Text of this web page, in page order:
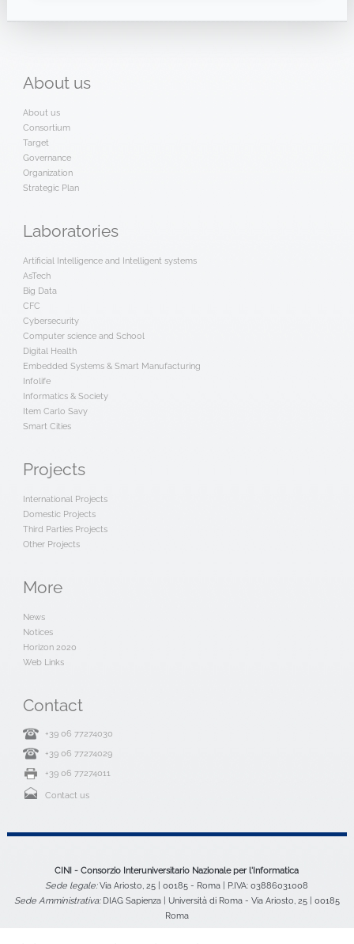
About us
About us
Consortium
Target
Governance
Organization
Strategic Plan
Laboratories
Artificial Intelligence and Intelligent systems
AsTech
Big Data
CFC
Cybersecurity
Computer science and School
Digital Health
Embedded Systems & Smart Manufacturing
Infolife
Informatics & Society
Item Carlo Savy
Smart Cities
Projects
International Projects
Domestic Projects
Third Parties Projects
Other Projects
More
News
Notices
Horizon 2020
Web Links
Contact
+39 06 77274030
+39 06 77274029
+39 06 77274011
Contact us
CINI - Consorzio Interuniversitario Nazionale per l'Informatica
Sede legale:Via Ariosto, 25 | 00185 - Roma | P.IVA: 03886031008
Sede Amministrativa:DIAG Sapienza | Università di Roma - Via Ariosto, 25 | 00185
Roma